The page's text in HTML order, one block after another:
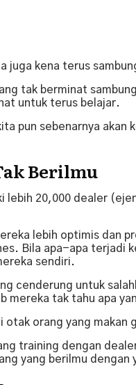
juga kena terus
tak berminat
untuk terus belajar.
pun sebenarnya akan
Berilmu
lebih 20,000 dealer
lebih optimis dan
Bila apa-apa terjadi
sendiri.
cenderung untuk
mereka tak tahu apa
otak orang yang makan
training dengan
yang berilmu dengan